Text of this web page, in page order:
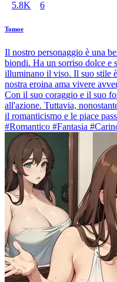
5.8K 6
Tomoe
Il nostro personaggio è una
biondi. Ha un sorriso dolce e
illuminano il viso. Il suo stile
nostra eroina ama vivere
Con il suo coraggio e il suo
all'azione. Tuttavia,
il romanticismo e le piace
#Romantico #Fantasia